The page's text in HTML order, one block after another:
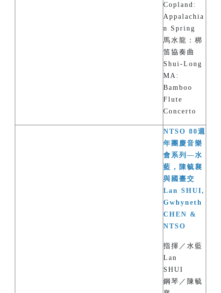
Copland:
Appalachia
n Spring
馬水龍：梆
笛協奏曲
Shui-Long
MA:
Bamboo
Flute
Concerto
NTSO 80週
年團慶音樂
會系列—水
藍，陳毓襄
與國臺交
Lan SHUI,
Gwhyneth
CHEN &
NTSO
指揮／水藍
Lan
SHUI
鋼琴／陳毓